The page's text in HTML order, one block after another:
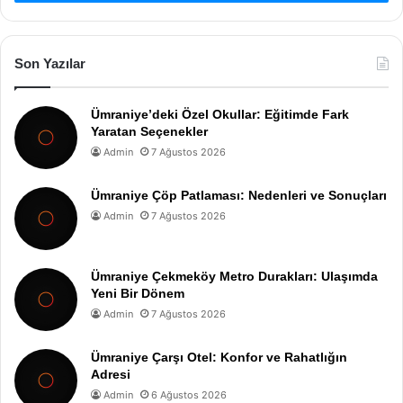
Son Yazılar
Ümraniye’deki Özel Okullar: Eğitimde Fark
Yaratan Seçenekler
Admin 7 Ağustos 2026
Ümraniye Çöp Patlaması: Nedenleri ve Sonuçları
Admin 7 Ağustos 2026
Ümraniye Çekmeköy Metro Durakları: Ulaşımda
Yeni Bir Dönem
Admin 7 Ağustos 2026
Ümraniye Çarşı Otel: Konfor ve Rahatlığın
Adresi
Admin 6 Ağustos 2026